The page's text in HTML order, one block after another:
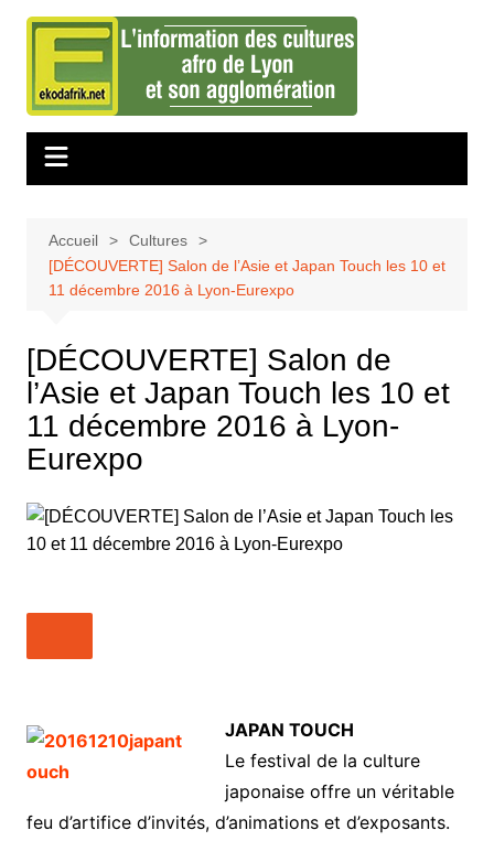
Aller
contenu
Accueil
Cultures
[DÉCOUVERTE] Salon de l’Asie et Japan Touch les 10 et
11 décembre 2016 à Lyon-Eurexpo
[DÉCOUVERTE] Salon de
l’Asie et Japan Touch les 10 et
11 décembre 2016 à Lyon-
Eurexpo
JAPAN TOUCH
Le festival de la culture
japonaise offre un véritable
feu d’artifice d’invités, d’animations et d’exposants.